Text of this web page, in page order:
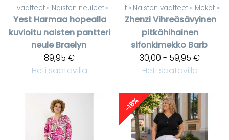
Naisten vaatteet ‪» Naisten neuleet ‪»
Yest Harmaa hopealla
kuvioitu naisten pantteri
neule Braelyn
89,95 €
Heti saatavilla
Tuotteet ‪» Naisten vaatteet ‪» Mekot ‪»
ZhenziVihreäsävyinen
pitkähihainen
sifonkimekko Barb
30,00 - 59,95 €
Heti saatavilla
-18%